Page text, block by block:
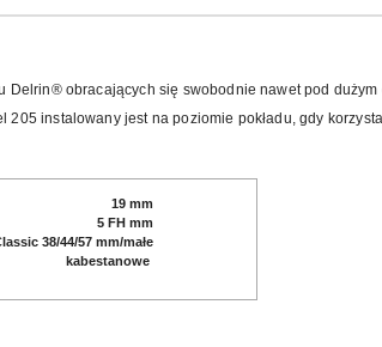
Delrin® obracających się swobodnie nawet pod
instalowany jest na poziomie pokładu, gdy
19 mm
5 FH mm
38/44/57 mm/małe
kabestanowe